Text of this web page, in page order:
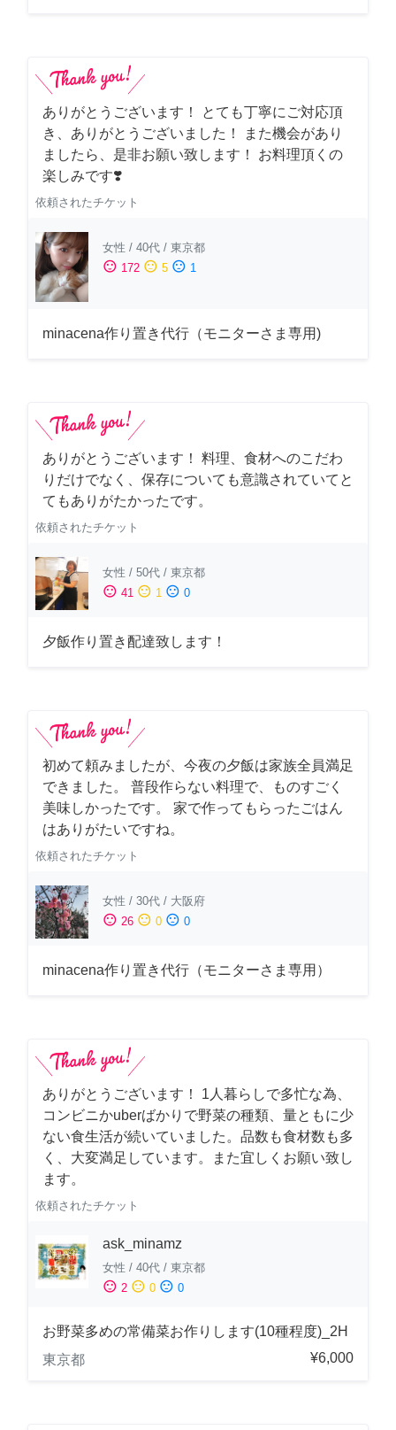
ありがとうございます！ とても丁寧にご対応頂
き、ありがとうございました！ また機会があり
ましたら、是非お願い致します！ お料理頂くの
楽しみです❣️
依頼されたチケット
女性 / 40代 / 東京都
sentiment_satisfied 172 sentiment_neutral 5 sentiment_dissatisfied 1
minacena作り置き代行（モニターさま専用)
ありがとうございます！ 料理、食材へのこだわ
りだけでなく、保存についても意識されていてと
てもありがたかったです。
依頼されたチケット
女性 / 50代 / 東京都
sentiment_satisfied 41 sentiment_neutral 1 sentiment_dissatisfied 0
夕飯作り置き配達致します！
初めて頼みましたが、今夜の夕飯は家族全員満足
できました。 普段作らない料理で、ものすごく
美味しかったです。 家で作ってもらったごはん
はありがたいですね。
依頼されたチケット
女性 / 30代 / 大阪府
sentiment_satisfied 26 sentiment_neutral 0 sentiment_dissatisfied 0
minacena作り置き代行（モニターさま専用）
ありがとうございます！ 1人暮らしで多忙な為、
コンビニかuberばかりで野菜の種類、量ともに少
ない食生活が続いていました。品数も食材数も多
く、大変満足しています。また宜しくお願い致し
ます。
依頼されたチケット
ask_minamz
女性 / 40代 / 東京都
sentiment_satisfied 2 sentiment_neutral 0 sentiment_dissatisfied 0
お野菜多めの常備菜お作りします(10種程度)_2H
東京都
¥6,000